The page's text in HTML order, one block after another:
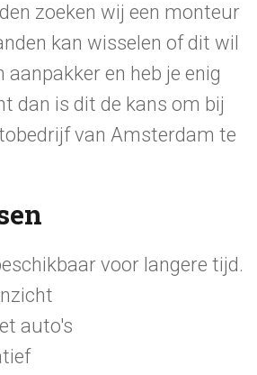
zoeken wij een monteur
kan wisselen of dit wil
aanpakker en heb je enig
dan is dit de kans om bij
van Amsterdam te
voor langere tijd.
auto's